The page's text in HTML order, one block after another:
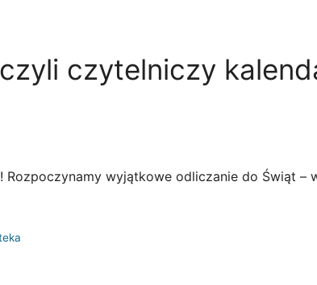
czytelniczy
Rozpoczynamy wyjątkowe odliczanie do Świąt –